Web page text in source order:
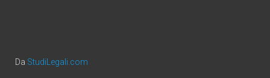
Da StudiLegali.com